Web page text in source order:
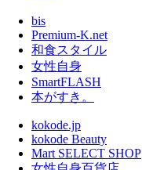
bis
Premium-K.net
和食スタイル
女性自身
SmartFLASH
本がすき。
kokode.jp
kokode Beauty
Mart SELECT SHOP